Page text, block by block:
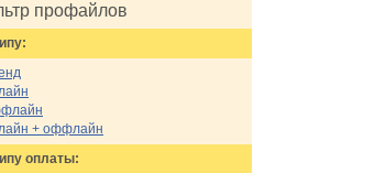
профайлов
+ оффлайн
оплаты: